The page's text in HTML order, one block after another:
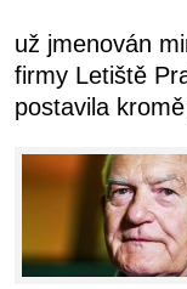
už jmenován
firmy Letiště
postavila